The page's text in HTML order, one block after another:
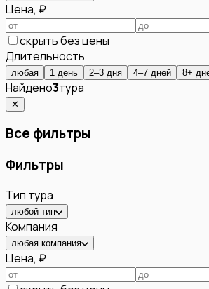
Цена, ₽
скрыть без цены
Длительность
любая 1 день 2–3 дня 4–7 дней 8+
Найдено3тура
✕
Все фильтры
Фильтры
Тип тура
любой тип
Компания
любая компания
Цена, ₽